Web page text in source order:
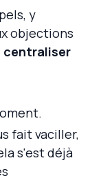
y
objections
centraliser
fait vaciller,
s'est déjà